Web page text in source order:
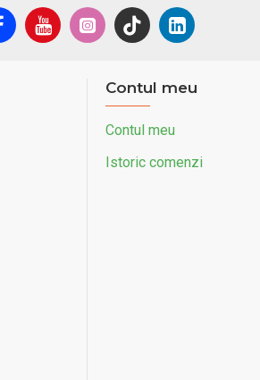
Contul meu
Contul meu
Istoric comenzi